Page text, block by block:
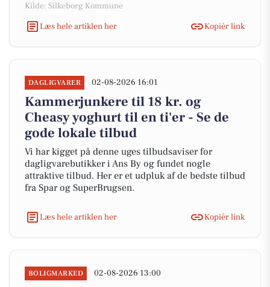
Kilde: Silkeborg Kommune
Læs hele artiklen her
Kopiér link
DAGLIGVARER 02-08-2026 16:01
Kammerjunkere til 18 kr. og
Cheasy yoghurt til en ti'er - Se de
gode lokale tilbud
Vi har kigget på denne uges tilbudsaviser for
dagligvarebutikker i Ans By og fundet nogle
attraktive tilbud. Her er et udpluk af de bedste tilbud
fra Spar og SuperBrugsen.
Læs hele artiklen her Kopiér link
BOLIGMARKED 02-08-2026 13:00